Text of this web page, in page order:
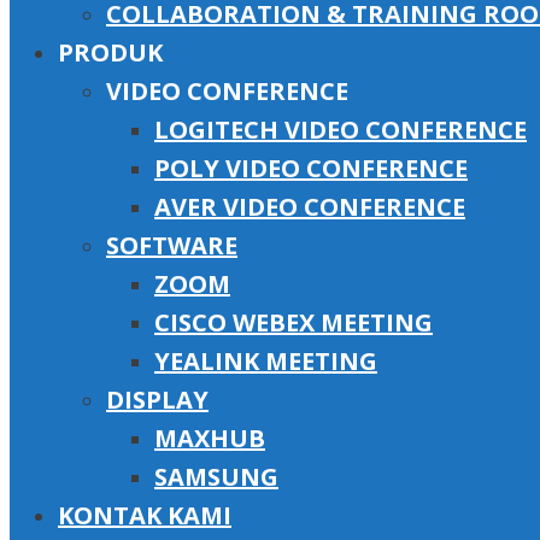
COLLABORATION & TRAINING
PRODUK
VIDEO CONFERENCE
LOGITECH VIDEO CONFERENCE
POLY VIDEO CONFERENCE
AVER VIDEO CONFERENCE
SOFTWARE
ZOOM
CISCO WEBEX MEETING
YEALINK MEETING
DISPLAY
MAXHUB
SAMSUNG
KONTAK KAMI